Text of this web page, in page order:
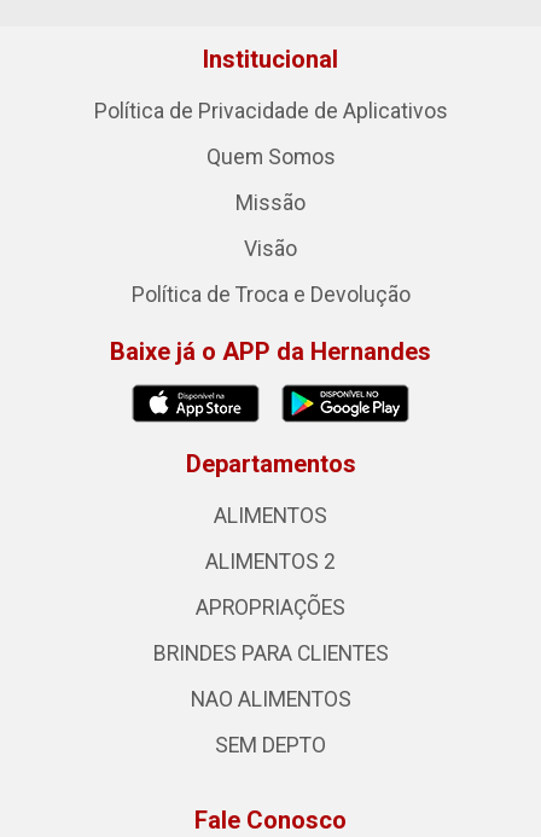
Institucional
Política de Privacidade de Aplicativos
Quem Somos
Missão
Visão
Política de Troca e Devolução
Baixe já o APP da Hernandes
Departamentos
ALIMENTOS
ALIMENTOS 2
APROPRIAÇÕES
BRINDES PARA CLIENTES
NAO ALIMENTOS
SEM DEPTO
Fale Conosco